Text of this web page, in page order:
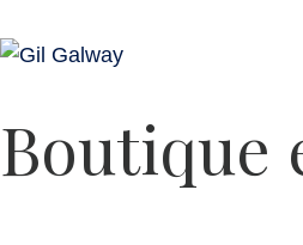
PRÊT À
Boutique